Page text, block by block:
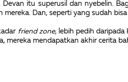
itu superusil dan nyebelin.
Dan, seperti yang sudah
friend zone, lebih pedih
mereka mendapatkan akhir cerita